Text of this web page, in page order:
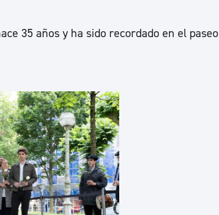
Turismo
municipal
de anuncios oficiales
35 años y ha sido recordado en el paseo